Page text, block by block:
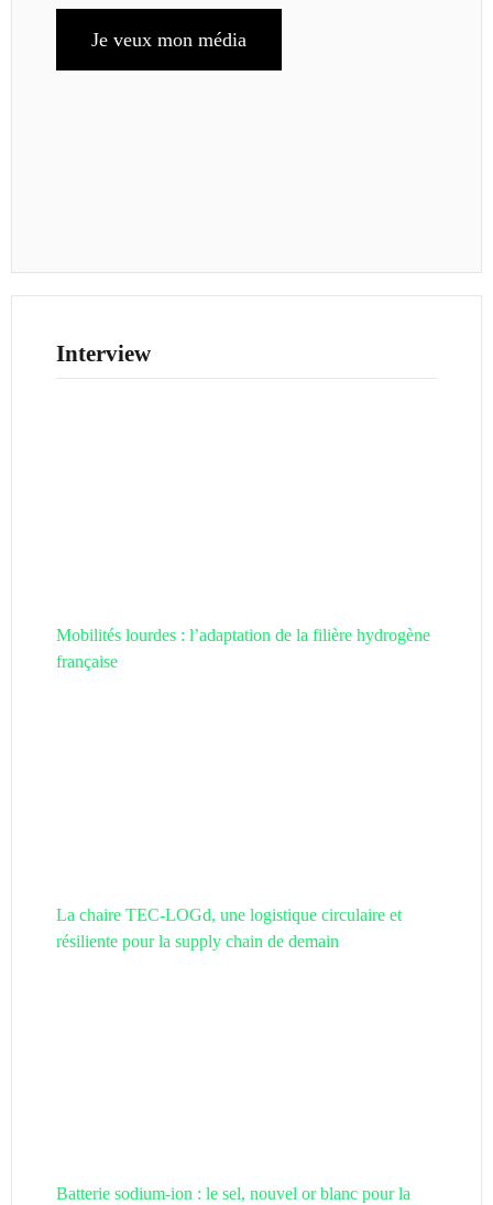
Je veux mon média
Interview
Mobilités lourdes : l’adaptation de la filière hydrogène
française
La chaire TEC-LOGd, une logistique circulaire et
résiliente pour la supply chain de demain
Batterie sodium-ion : le sel, nouvel or blanc pour la